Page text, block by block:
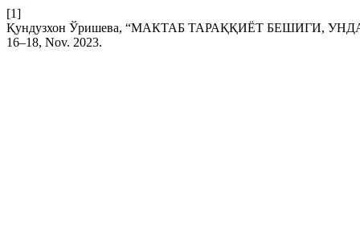
[1]
Қундузхон Ўришева, “МАКТАБ ТАРАҚҚИЁТ БЕШИГИ,
16–18, Nov. 2023.